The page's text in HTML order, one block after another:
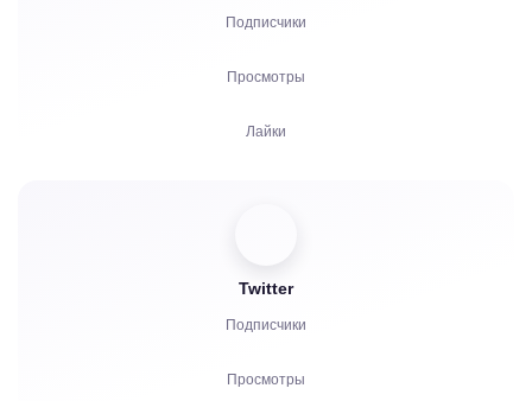
Подписчики
Просмотры
Лайки
Комментарии
Twitter
Подписчики
Просмотры